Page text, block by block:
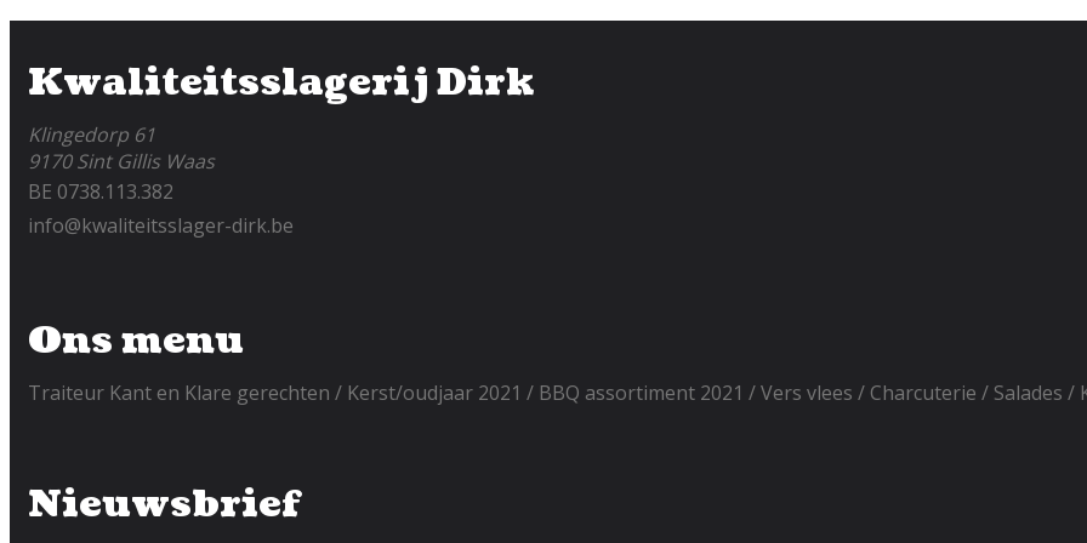
Kwaliteitsslagerij Dirk
Klingedorp 61
9170 Sint Gillis Waas
BE 0738.113.382
info@kwaliteitsslager-dirk.be
Ons menu
Traiteur Kant en Klare gerechten Kerst/oudjaar 2021 BBQ assortiment 2021 Vers vlees Charcuterie Salades
Nieuwsbrief